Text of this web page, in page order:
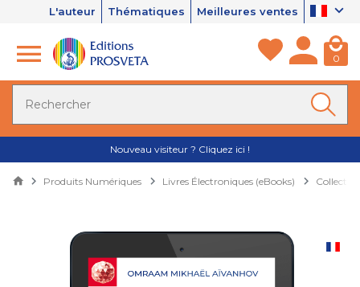
L'auteur Thématiques Meilleures ventes
0
Nouveau visiteur ? Cliquez ici !
Produits Numériques Livres Électroniques (eBooks)